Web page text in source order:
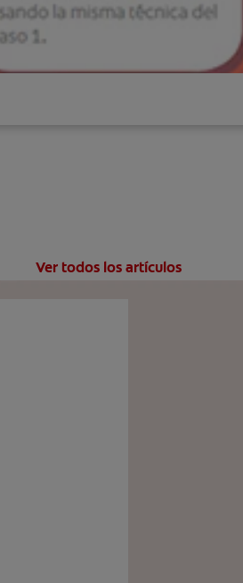
Ver todos los artículos